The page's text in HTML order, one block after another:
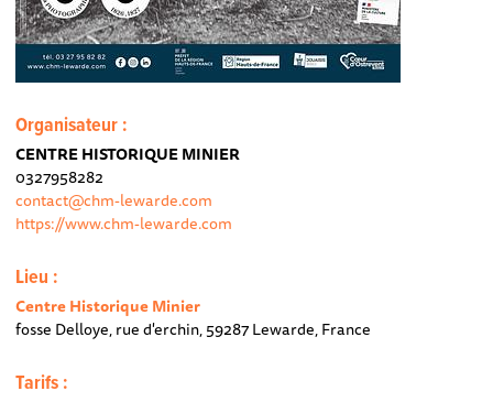
Organisateur :
CENTRE HISTORIQUE MINIER
0327958282
contact@chm-lewarde.com
https://www.chm-lewarde.com
Lieu :
Centre Historique Minier
fosse Delloye, rue d'erchin, 59287 Lewarde, France
Tarifs :